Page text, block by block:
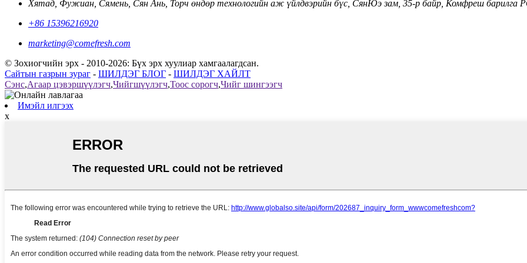
Хятад, Фужиан, Сямень, Сян Ань, Торч өндөр технологийн аж үйлдвэрийн бүс, СянЮэ зам, 35-р байр, Комфреш барилга
+86 15396216920
marketing@comefresh.com
© Зохиогчийн эрх - 2010-2026: Бүх эрх хуулиар хамгаалагдсан.
Сайтын газрын зураг - ШИЛДЭГ БЛОГ - ШИЛДЭГ ХАЙЛТ
Сэнс,Агаар цэвэршүүлэгч,Чийгшүүлэгч,Тоос сорогч,Чийг шингээгч
Имэйл илгээх
x